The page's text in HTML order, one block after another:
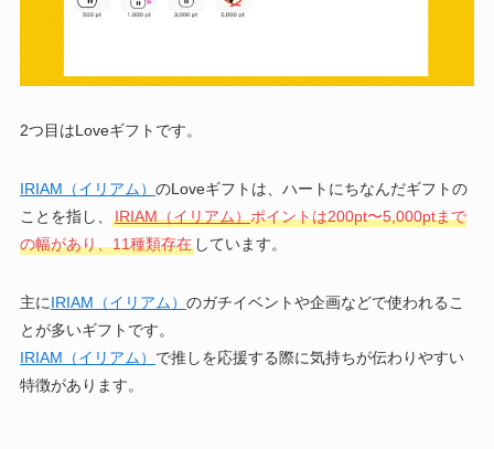
2つ目はLoveギフトです。
IRIAM（イリアム） のLoveギフトは、ハートにちなんだギフトの
ことを指し、
IRIAM（イリアム）ポイントは200pt〜5,000ptまで
の幅があり、11種類存在しています。
主にIRIAM（イリアム） のガチイベントや企画などで使われるこ
とが多いギフトです。
IRIAM（イリアム） で推しを応援する際に気持ちが伝わりやすい
特徴があります。